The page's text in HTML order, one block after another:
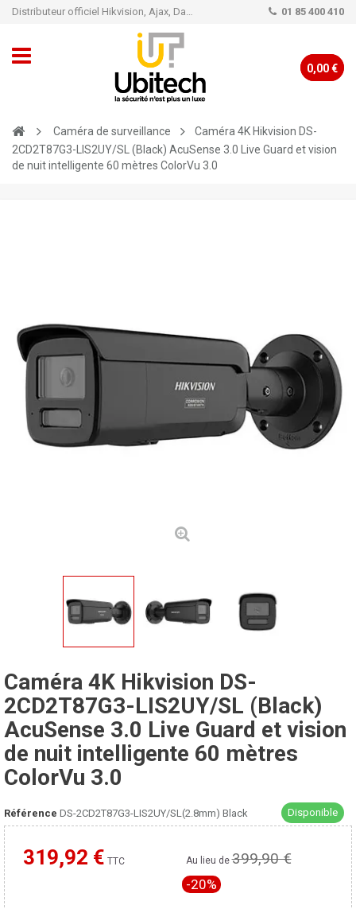
Distributeur officiel Hikvision, Ajax, Dahua, TP-Link - Caméra de vidéo surveillance - Alarme 01 85 400 410
0,00 €
Caméra de surveillance
Caméra 4K Hikvision DS-
2CD2T87G3-LIS2UY/SL (Black) AcuSense 3.0 Live Guard et vision
de nuit intelligente 60 mètres ColorVu 3.0
Caméra 4K Hikvision DS-
2CD2T87G3-LIS2UY/SL (Black)
AcuSense 3.0 Live Guard et vision
de nuit intelligente 60 mètres
ColorVu 3.0
Référence DS-2CD2T87G3-LIS2UY/SL(2.8mm) Black Disponible
319,92 € TTC
Moins cher ailleurs ? Au lieu de399,90 €
-20%